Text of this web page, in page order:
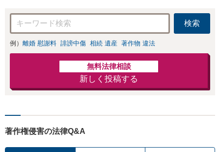
検索
例） 離婚 慰謝料 誹謗中傷 相続 遺産 著作物 違法
無料法律相談
新しく投稿する
著作権侵害の法律Q&A